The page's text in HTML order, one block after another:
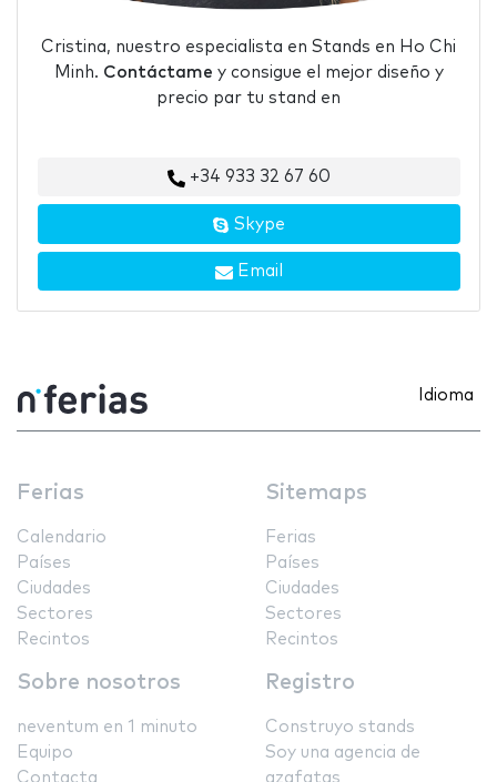
Cristina, nuestro especialista en Stands en Ho Chi
Minh. Contáctame y consigue el mejor diseño y
precio par tu stand en
+34 933 32 67 60
Skype
Email
Idioma
Ferias
Calendario
Países
Ciudades
Sectores
Recintos
Sitemaps
Ferias
Países
Ciudades
Sectores
Recintos
Sobre nosotros
neventum en 1 minuto
Equipo
Contacta
Registro
Construyo stands
Soy una agencia de
azafatas